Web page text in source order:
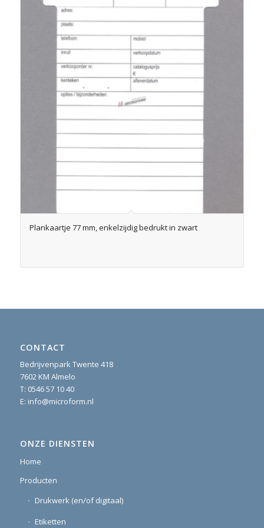
Plankaartje 77 mm, enkelzijdig bedrukt in zwart
CONTACT
Bedrijvenpark Twente 418
7602 KM Almelo
T: 0546 57 10 40
E: info@microform.nl
ONZE DIENSTEN
Home
Producten
Drukwerk (en/of digitaal)
Etiketten